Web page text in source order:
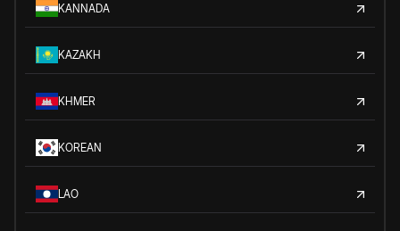
KANNADA
KAZAKH
KHMER
KOREAN
LAO